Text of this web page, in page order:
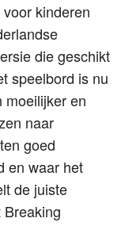
kinderen
die geschikt
speelbord is nu
moeilijker en
naar
goed
en waar het
de juiste